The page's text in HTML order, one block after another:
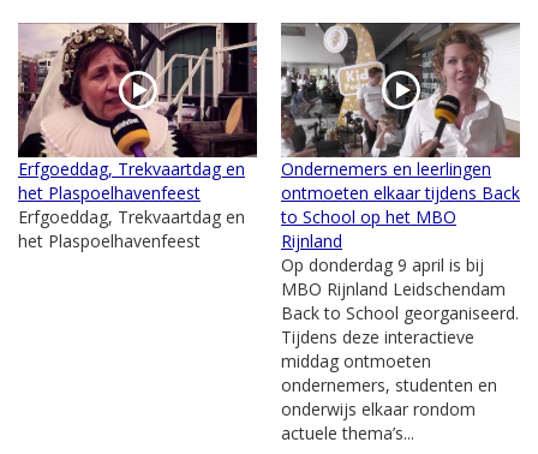
Erfgoeddag, Trekvaartdag en
het Plaspoelhavenfeest
Erfgoeddag, Trekvaartdag en
het Plaspoelhavenfeest
Ondernemers en leerlingen
ontmoeten elkaar tijdens Back
to School op het MBO
Rijnland
Op donderdag 9 april is bij
MBO Rijnland Leidschendam
Back to School georganiseerd.
Tijdens deze interactieve
middag ontmoeten
ondernemers, studenten en
onderwijs elkaar rondom
actuele thema’s...